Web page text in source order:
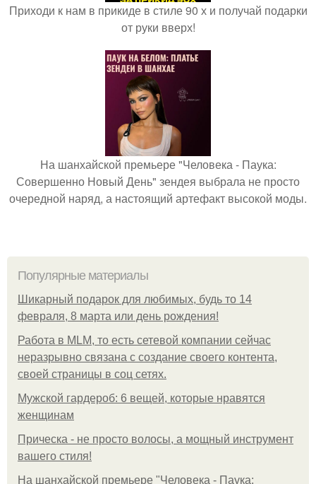
Приходи к нам в прикиде в стиле 90 х и получай подарки
от руки вверх!
На шанхайской премьере "Человека - Паука:
Совершенно Новый День" зендея выбрала не просто
очередной наряд, а настоящий артефакт высокой моды.
Популярные материалы
Шикарный подарок для любимых, будь то 14
февраля, 8 марта или день рождения!
Работа в MLM, то есть сетевой компании сейчас
неразрывно связана с создание своего контента,
своей страницы в соц сетях.
Мужской гардероб: 6 вещей, которые нравятся
женщинам
Прическа - не просто волосы, а мощный инструмент
вашего стиля!
На шанхайской премьере "Человека - Паука: